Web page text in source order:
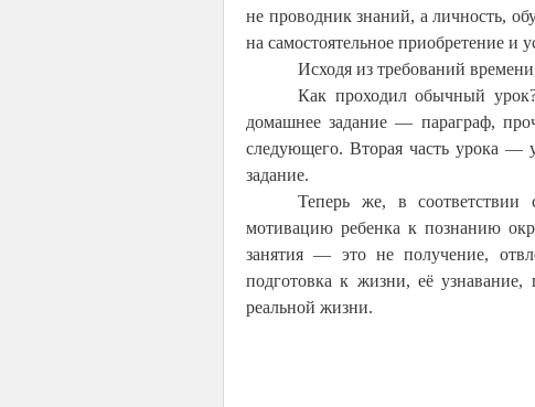
не проводник знаний, а личность,
на самостоятельное приобретение и
Исходя из требований
Как проходил обычный
домашнее задание — параграф,
следующего. Вторая часть урока —
задание.
Теперь же, в
мотивацию ребенка к познанию
занятия — это не получение,
подготовка к жизни, её
реальной жизни.